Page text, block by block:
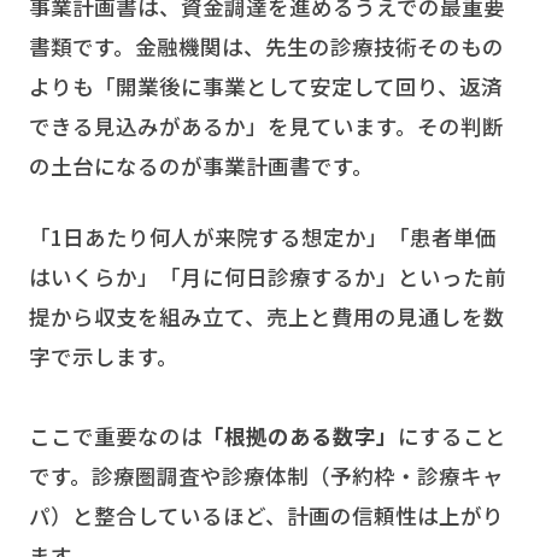
事業計画書は、資金調達を進めるうえでの最重要
書類です。金融機関は、先生の診療技術そのもの
よりも「開業後に事業として安定して回り、返済
できる見込みがあるか」を見ています。その判断
の土台になるのが事業計画書です。
「1日あたり何人が来院する想定か」「患者単価
はいくらか」「月に何日診療するか」といった前
提から収支を組み立て、売上と費用の見通しを数
字で示します。
ここで重要なのは 「根拠のある数字」 にすること
です。診療圏調査や診療体制（予約枠・診療キャ
パ）と整合しているほど、計画の信頼性は上がり